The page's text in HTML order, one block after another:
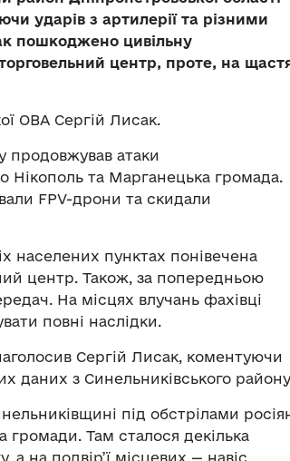
ударів з артилерії та різними
пошкоджено цивільну
центр, проте, на
ОВА Сергій Лисак.
продовжував атаки
Нікополь та Марганецька громада.
FPV-дрони та скидали
населених пунктах понівечена
центр. Також, за попередньою
На місцях влучань фахівці
повні наслідки.
Сергій Лисак, коментуючи
даних з Синельниківського
під обстрілами
громади. Там сталося декілька
а на подвір’ї місцевих — навіс